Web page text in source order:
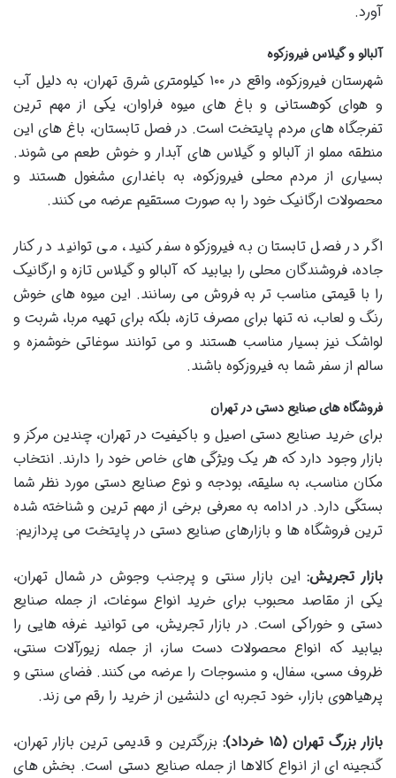
آورد.
آلبالو و گیلاس فیروزکوه
شهرستان فیروزکوه، واقع در ۱۰۰ کیلومتری شرق تهران، به دلیل آب
و هوای کوهستانی و باغ های میوه فراوان، یکی از مهم ترین
تفرجگاه های مردم پایتخت است. در فصل تابستان، باغ های این
منطقه مملو از آلبالو و گیلاس های آبدار و خوش طعم می شوند.
بسیاری از مردم محلی فیروزکوه، به باغداری مشغول هستند و
محصولات ارگانیک خود را به صورت مستقیم عرضه می کنند.
اگر در فصل تابستان به فیروزکوه سفر کنید، می توانید در کنار
جاده، فروشندگان محلی را بیابید که آلبالو و گیلاس تازه و ارگانیک
را با قیمتی مناسب تر به فروش می رسانند. این میوه های خوش
رنگ و لعاب، نه تنها برای مصرف تازه، بلکه برای تهیه مربا، شربت و
لواشک نیز بسیار مناسب هستند و می توانند سوغاتی خوشمزه و
سالم از سفر شما به فیروزکوه باشند.
فروشگاه های صنایع دستی در تهران
برای خرید صنایع دستی اصیل و باکیفیت در تهران، چندین مرکز و
بازار وجود دارد که هر یک ویژگی های خاص خود را دارند. انتخاب
مکان مناسب، به سلیقه، بودجه و نوع صنایع دستی مورد نظر شما
بستگی دارد. در ادامه به معرفی برخی از مهم ترین و شناخته شده
ترین فروشگاه ها و بازارهای صنایع دستی در پایتخت می پردازیم:
بازار تجریش:این بازار سنتی و پرجنب وجوش در شمال تهران،
یکی از مقاصد محبوب برای خرید انواع سوغات، از جمله صنایع
دستی و خوراکی است. در بازار تجریش، می توانید غرفه هایی را
بیابید که انواع محصولات دست ساز، از جمله زیورآلات سنتی،
ظروف مسی، سفال، و منسوجات را عرضه می کنند. فضای سنتی و
پرهیاهوی بازار، خود تجربه ای دلنشین از خرید را رقم می زند.
بازار بزرگ تهران (۱۵ خرداد):
بزرگترین و قدیمی ترین بازار تهران،
گنجینه ای از انواع کالاها از جمله صنایع دستی است. بخش های